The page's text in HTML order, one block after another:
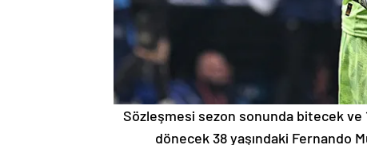
Sözleşmesi sezon sonunda bitecek ve
dönecek 38 yaşındaki Fernando